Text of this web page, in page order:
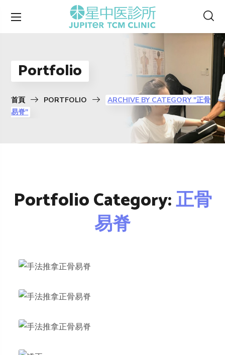
Portfolio
首頁 PORTFOLIO
ARCHIVE BY CATEGORY "正骨
易脊"
Portfolio Category:正骨
易脊
中醫服務2
中醫服務3
中醫服務5
中醫服務10